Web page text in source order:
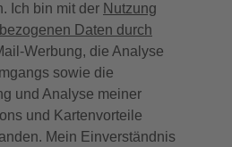
Ich bin mit der Nutzung
Daten durch
Werbung, die Analyse
sowie die
und Analyse meiner
und Kartenvorteile
Mein Einverständnis